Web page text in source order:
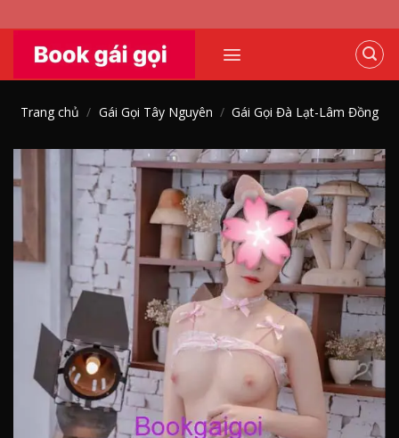
content
Trang chủ / Gái Gọi Tây Nguyên / Gái Gọi Đà Lạt-Lâm Đồng